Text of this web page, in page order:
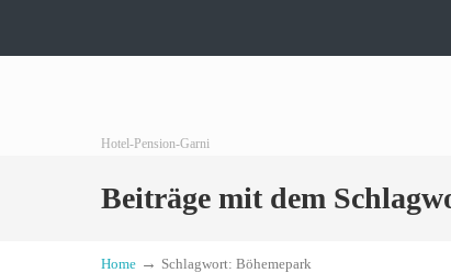
Hotel-Pension-Garni
Beiträge mit dem
Home → Schlagwort: Böhemepark